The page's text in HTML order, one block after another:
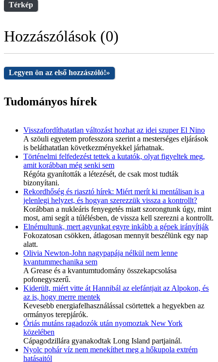
Térkép
Hozzászólások (0)
Legyen ön az első hozzászóló!»
Tudományos hírek
Visszafordíthatatlan változást hozhat az idei szuper El Nino
A szöuli egyetem professzora szerint a mesterséges eljárások
is beláthatatlan következményekkel járhatnak.
Történelmi felfedezést tettek a kutatók, olyat figyeltek meg,
amit korábban még senki sem
Régóta gyanították a létezését, de csak most tudták
bizonyítani.
Rekordhőség és riasztó hírek: Miért merít ki mentálisan is a
jelenlegi helyzet, és hogyan szerezzük vissza a kontrollt?
Korábban a nukleáris fenyegetés miatt szorongtunk úgy, mint
most, ami segít a túlélésben, de vissza kell szerezni a kontrollt.
Elnémultunk, mert agyunkat egyre inkább a gépek irányítják
Fokozatosan csökken, átlagosan mennyit beszélünk egy nap
alatt.
Olivia Newton-John nagypapája nélkül nem lenne
kvantummechanika sem
A Grease és a kvantumtudomány összekapcsolása
pofonegyszerű.
Kiderült, miért vitte át Hannibál az elefántjait az Alpokon, és
az is, hogy merre mentek
Kevesebb energiafelhasználással csörtettek a hegyekben az
ormányos terepjárók.
Óriás mutáns ragadozók után nyomoztak New York
közelében
Cápagodzillára gyanakodtak Long Island partjainál.
Nyolc pohár víz nem menekíthet meg a hőkupola extrém
hatásaitól